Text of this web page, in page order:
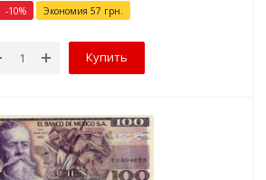
-10% Экономия 57 грн.
Купить